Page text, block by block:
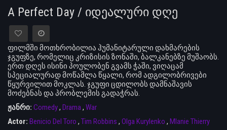
A Perfect Day / იდეალური დღე
ფილმში მოთხრობილია ჰუმანიტარული დახმარების
ჯგუფზე, რომელიც კრიზისის ზონაში, ბალკანებზე მუშაობს.
ერთ დღეს ისინი პოულობენ გვამს ჭაში, ვიღაცამ
სპეციალურად მოწამლა წყალი, რომ ადგილობრივები
წყურვილით მოკლას. ჯგუფი ცდილობს დამნაშავის
მოძებნას და პრობლემის გადაჭრას.
ჟანრი: Comedy, Drama, War
Actor: Benicio Del Toro , Tim Robbins , Olga Kurylenko , Mlanie Thierry